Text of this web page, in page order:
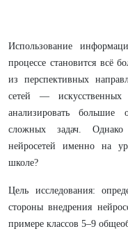
Использование
процессе становится всё
из перспективных
сетей — искусственных
анализировать
сложных задач. Однако
нейросетей именно на
школе?
Цель исследования:
стороны внедрения
примере классов 5–9